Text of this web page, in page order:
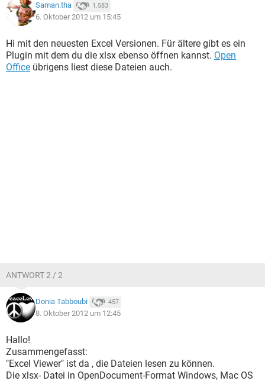
Saman.tha 1.583
6. Oktober 2012 um 15:45
Hi mit den neuesten Excel Versionen. Für ältere gibt es ein
Plugin mit dem du die xlsx ebenso öffnen kannst. Open
Office übrigens liest diese Dateien auch.
ANTWORT 2 / 2
Donia Tabboubi 457
8. Oktober 2012 um 12:45
Hallo!
Zusammengefasst:
"Excel Viewer" ist da , die Dateien lesen zu können.
Die xlsx- Datei in OpenDocument-Format Windows, Mac OS